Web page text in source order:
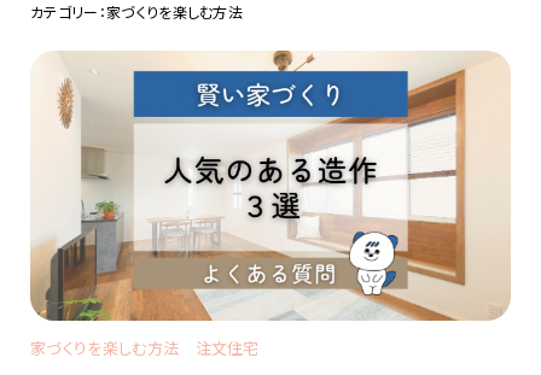
カテゴリー：家づくりを楽しむ方法
家づくりを楽しむ方法 注文住宅